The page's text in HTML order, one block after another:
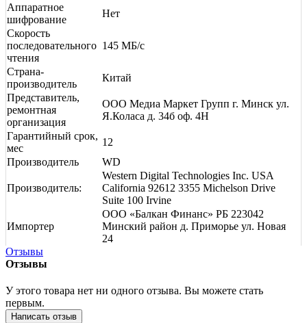
Аппаратное
шифрование
Нет
Скорость
последовательного
чтения
145 МБ/с
Страна-
производитель
Китай
Представитель,
ремонтная
организация
ООО Медиа Маркет Групп г. Минск ул.
Я.Коласа д. 34б оф. 4Н
Гарантийный срок,
мес
12
Производитель
WD
Производитель:
Western Digital Technologies Inc. USA
California 92612 3355 Michelson Drive
Suite 100 Irvine
Импортер
ООО «Балкан Финанс» РБ 223042
Минский район д. Приморье ул. Новая
24
Отзывы
Отзывы
У этого товара нет ни одного отзыва. Вы можете стать
первым.
Написать отзыв